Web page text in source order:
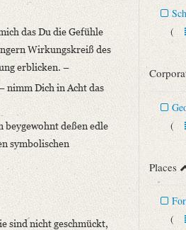
Gymnasien 43 (1892), S. 291‒293.
das Du die Gefühle
Wirkungskreiß des
erblicken. –
nimm Dich in Acht das
beygewohnt deßen edle
symbolischen
sind nicht geschmückt,
Places